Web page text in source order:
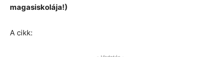
magasiskolája!)
A cikk: